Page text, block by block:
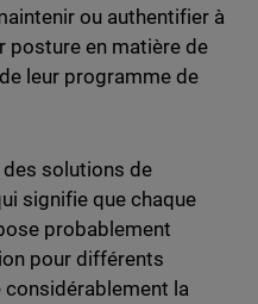
ou authentifier à
posture en matière de
leur programme de
solutions de
signifie que chaque
probablement
pour différents
la